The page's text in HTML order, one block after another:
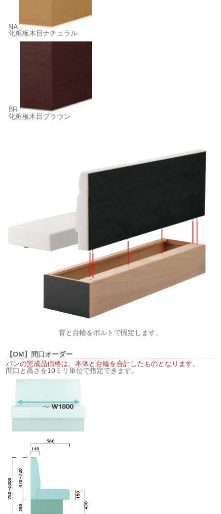
NA
化粧板木目ナチュラル
BR
化粧板木目ブラウン
背と台輪をボルトで固定します。
【OM】間口オーダー
バンの完成品価格は、本体と台輪を合計したものとなります。
間口と高さを10ミリ単位で指定できます。